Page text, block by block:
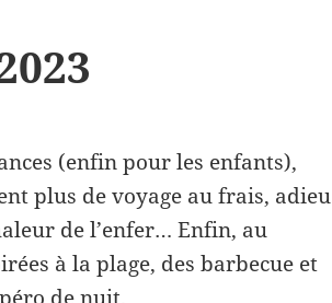
(enfin pour les enfants),
plus de voyage au frais, adieu
de l’enfer… Enfin, au
à la plage, des barbecue et